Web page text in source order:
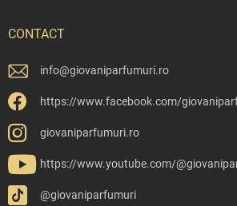
CONTACT
info@giovaniparfumuri.ro
https://www.facebook.com/
giovaniparfumuri.ro
https://www.youtube.com/
@giovaniparfumuri